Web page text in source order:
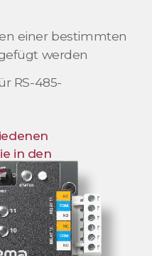
einer bestimmten
werden
RS-485-
in den